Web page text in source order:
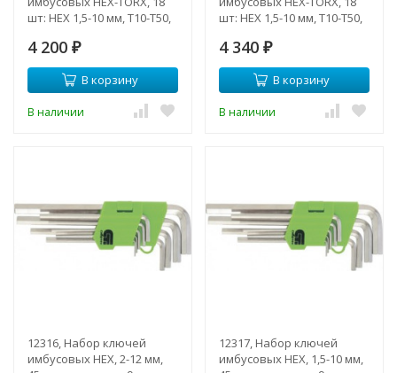
шт: HEX 1,5-10 мм, T10-T50,
4 200 ₽
В корзину
В наличии
шт: HEX 1,5-10 мм, T10-T50,
4 340 ₽
В корзину
В наличии
12316, Набор ключей
имбусовых HEX, 2-12 мм,
12317, Набор ключей
имбусовых HEX, 1,5-10 мм,